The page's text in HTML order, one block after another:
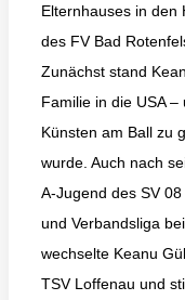
Elternhauses in den
des FV Bad
Zunächst stand
Familie in die USA
Künsten am Ball zu
wurde. Auch nach
A-Jugend des SV
und Verbandsliga
wechselte Keanu
TSV Loffenau und